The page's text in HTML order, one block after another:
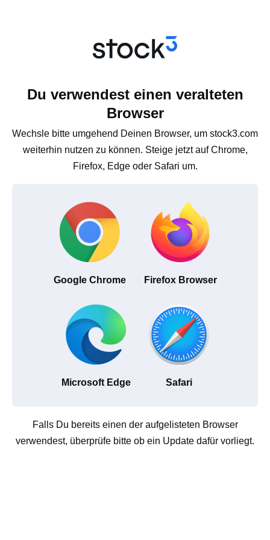
Du verwendest einen veralteten
Browser
Wechsle bitte umgehend Deinen Browser, um stock3.com
weiterhin nutzen zu können. Steige jetzt auf Chrome,
Firefox, Edge oder Safari um.
Google Chrome Firefox Browser
Microsoft Edge Safari
Falls Du bereits einen der aufgelisteten Browser
verwendest, überprüfe bitte ob ein Update dafür vorliegt.